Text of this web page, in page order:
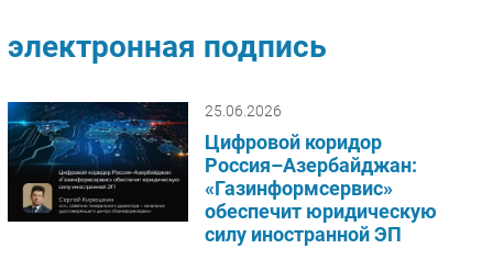
Импорто­замещение
Автоматизация Промышленности
Интернет
Мобильная связь
Фиксированная связь
Интеграция
Рынок ПК
электронная подпись
25.06.2026
Цифровой коридор
Россия–Азербайджан:
«Газинформсервис»
обеспечит юридическую
силу иностранной ЭП